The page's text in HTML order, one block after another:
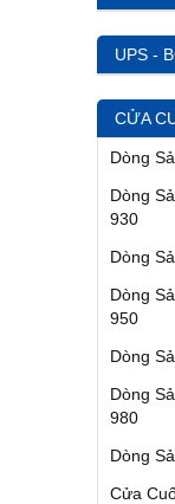
UPS -
CỬA
Dòng
Dòng
930
Dòng
Dòng
950
Dòng
Dòng
980
Dòng
Cửa